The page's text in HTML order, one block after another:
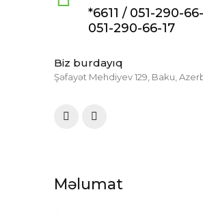
*6611 / 051-290-66-
051-290-66-17
Biz burdayıq
Şəfayət Mehdiyev 129, Baku,
Məlumat